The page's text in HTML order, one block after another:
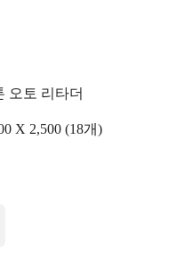
오토 리타더
X 2,500 (18개)